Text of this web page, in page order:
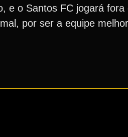
e o Santos FC jogará
por ser a equipe